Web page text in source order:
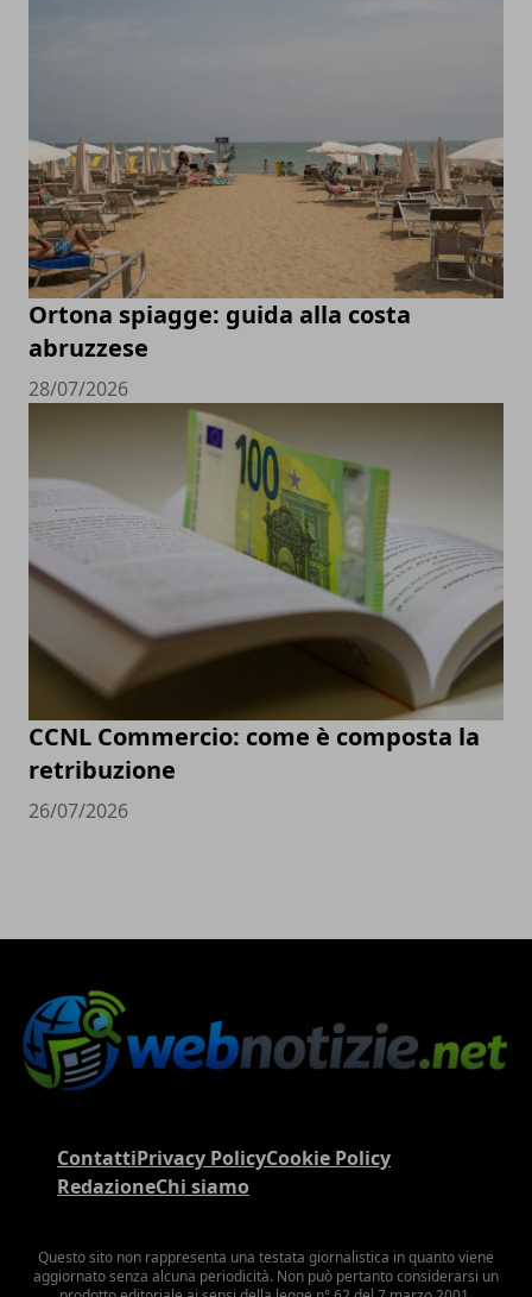
Ortona spiagge: guida alla costa
abruzzese
28/07/2026
CCNL Commercio: come è composta la
retribuzione
26/07/2026
ContattiPrivacy PolicyCookie Policy
RedazioneChi siamo
Questo sito non rappresenta una testata giornalistica in quanto viene
aggiornato senza alcuna periodicità. Non può pertanto considerarsi un